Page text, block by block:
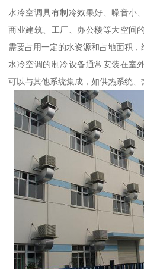
水冷空调具有制冷效果好、噪音小
商业建筑、工厂、办公楼等大空间
需要占用一定的水资源和占地面积，
水冷空调的制冷设备通常安装在室
可以与其他系统集成，如供热系统、